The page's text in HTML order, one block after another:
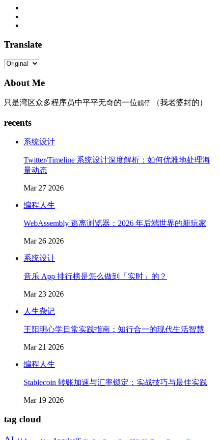
Translate
About Me
只是湾区众多程序员中平平无奇的一位靓仔 （我老婆封的）
recents
系统设计
Twitter/Timeline 系统设计深度解析：如何优雅地处理海
量动态
Mar 27 2026
编程人生
WebAssembly 逃离浏览器：2026 年后端世界的新玩家
Mar 26 2026
系统设计
音乐 App 排行榜是怎么做到「实时」的？
Mar 23 2026
人生杂记
王阳明心学日常实践指南：知行合一的现代生活智慧
Mar 21 2026
编程人生
Stablecoin 转账加速与汇率锁定：实战技巧与最佳实践
Mar 19 2026
tag cloud